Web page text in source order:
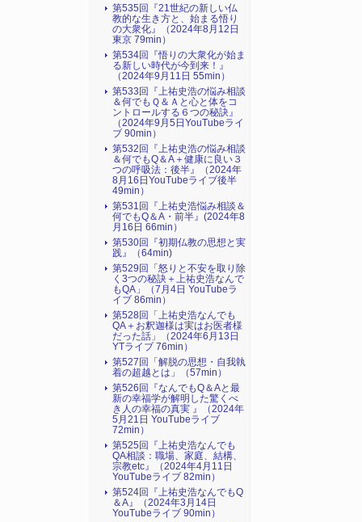
第535回『21世紀の新しい仏
教的な生き方と、始まる悟り
の大衆化』（2024年8月12日
東京 79min）
第534回『悟りの大衆化が始ま
る新しい時代が今到来！』
（2024年9月11日 55min）
第533回『上祐史浩の悩み相談
＆何でもＱ＆Ａと心と体をコ
ントロールする６つの秘訣』
（2024年9月5日YouTubeライ
ブ 90min）
第532回『上祐史浩の悩み相談
＆何でもQ＆A＋健康に良い３
つの呼吸法：後半』（2024年
8月16日YouTubeライブ後半
49min）
第531回『上祐史浩悩み相談＆
何でもQ＆A・前半』(2024年8
月16日 66min）
第530回『初期仏教の思想と実
践』（64min)
第529回「怒りと不安を取り除
く3つの秘訣＋上祐史浩なんで
もQA」（7月4日 YouTubeラ
イブ 86min）
第528回「上祐史浩なんでも
QA＋お釈迦様は実はお医者様
だった話」（2024年6月13日
YTライブ 76min）
第527回「解脱の思想・自我執
着の超越とは」（57min）
第526回『なんでもQ＆Aと最
新の幸福学が解明した驚くべ
き人の幸福の真実 』（2024年
5月21日 YouTubeライブ
72min）
第525回『上祐史浩なんでも
QA相談：職場、家庭、結構、
宗教etc』（2024年4月11日
YouTubeライブ 82min）
第524回『上祐史浩なんでもQ
＆A』（2024年3月14日
YouTubeライブ 90min）